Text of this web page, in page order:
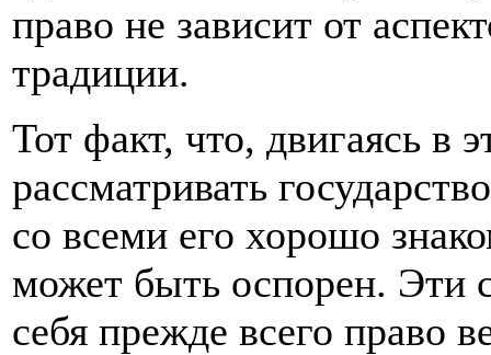
право не зависит от
традиции.
Тот факт, что, двигаясь в
рассматривать
со всеми его хорошо
может быть оспорен. Эти
себя прежде всего право